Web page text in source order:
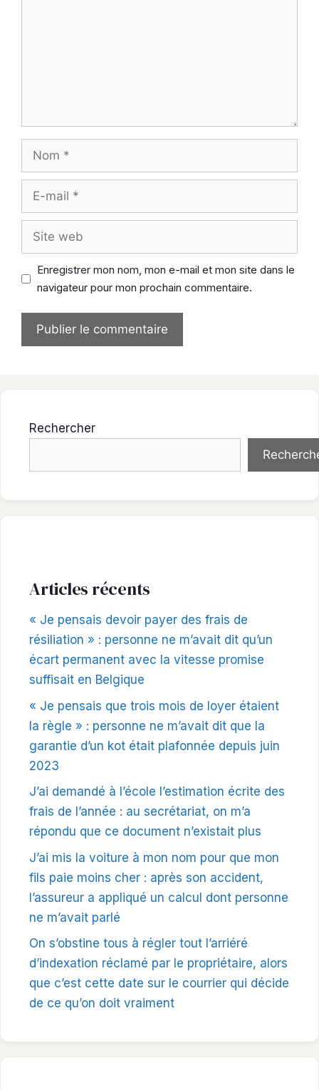
Nom
Site
Enregistrer mon nom, mon e-mail et mon site dans le
navigateur pour mon prochain commentaire.
Rechercher
Articles récents
« Je pensais devoir payer des frais de
résiliation » : personne ne m’avait dit qu’un
écart permanent avec la vitesse promise
suffisait en Belgique
« Je pensais que trois mois de loyer étaient
la règle » : personne ne m’avait dit que la
garantie d’un kot était plafonnée depuis juin
2023
J’ai demandé à l’école l’estimation écrite des
frais de l’année : au secrétariat, on m’a
répondu que ce document n’existait plus
J’ai mis la voiture à mon nom pour que mon
fils paie moins cher : après son accident,
l’assureur a appliqué un calcul dont personne
ne m’avait parlé
On s’obstine tous à régler tout l’arriéré
d’indexation réclamé par le propriétaire, alors
que c’est cette date sur le courrier qui décide
de ce qu’on doit vraiment